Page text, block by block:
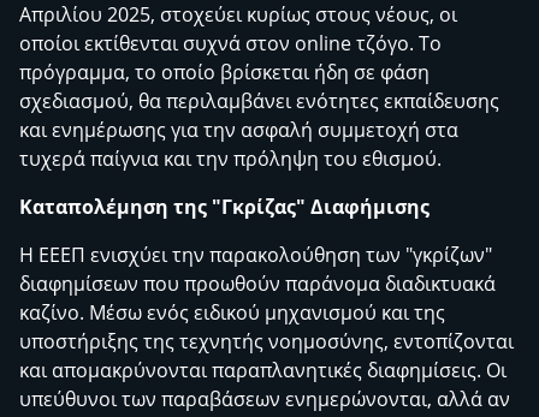
Απριλίου 2025, στοχεύει κυρίως στους νέους, οι
οποίοι εκτίθενται συχνά στον online τζόγο. Το
πρόγραμμα, το οποίο βρίσκεται ήδη σε φάση
σχεδιασμού, θα περιλαμβάνει ενότητες εκπαίδευσης
και ενημέρωσης για την ασφαλή συμμετοχή στα
τυχερά παίγνια και την πρόληψη του εθισμού.
Καταπολέμηση της "Γκρίζας" Διαφήμισης
Η ΕΕΕΠ ενισχύει την παρακολούθηση των "γκρίζων"
διαφημίσεων που προωθούν παράνομα διαδικτυακά
καζίνο. Μέσω ενός ειδικού μηχανισμού και της
υποστήριξης της τεχνητής νοημοσύνης, εντοπίζονται
και απομακρύνονται παραπλανητικές διαφημίσεις. Οι
υπεύθυνοι των παραβάσεων ενημερώνονται, αλλά αν